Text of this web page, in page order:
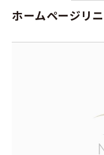
ホームページリ